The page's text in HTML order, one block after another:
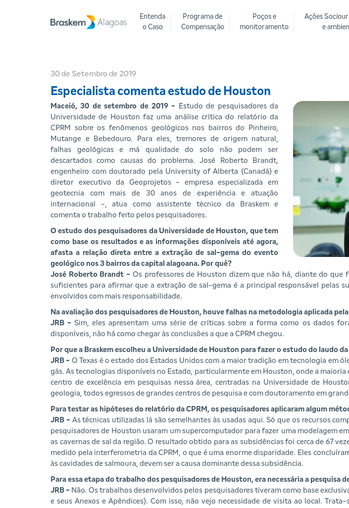
Entenda
o Caso
Programa de
Compensação
Poços e
monitoramento
Ações
e
30 de Setembro de 2019
Especialista comenta estudo de Houston
Maceió, 30 de setembro de 2019 -
Estudo de pesquisadores da
Universidade de Houston faz uma análise crítica do relatório da
CPRM sobre os fenômenos geológicos nos bairros do Pinheiro,
Mutange e Bebedouro. Para eles, tremores de origem natural,
falhas geológicas e má qualidade do solo não podem ser
descartados como causas do problema. José Roberto Brandt,
engenheiro com doutorado pela University of Alberta (Canadá) e
diretor executivo da Geoprojetos - empresa especializada em
geotecnia com mais de 30 anos de experiência e atuação
internacional -, atua como assistente técnico da Braskem e
comenta o trabalho feito pelos pesquisadores.
O estudo dos pesquisadores da Universidade de Houston, que tem
como base os resultados e as informações disponíveis até agora,
afasta a relação direta entre a extração de sal-gema do evento
geológico nos 3 bairros da capital alagoana. Por quê?
José Roberto Brandt - Os professores de Houston dizem que não há, diante do que
suficientes para afirmar que a extração de sal-gema é a principal responsável pelas
envolvidos com mais responsabilidade.
Na avaliação dos pesquisadores de Houston, houve falhas na metodologia aplicada pela
JRB -Sim, eles apresentam uma série de críticas sobre a forma como os dados
disponíveis, não há como chegar às conclusões a que a CPRM chegou.
Por que a Braskem escolheu a Universidade de Houston para fazer o estudo do laudo da
JRB - O Texas é o estado dos Estados Unidos com a maior tradição em tecnologia em
gás. As tecnologias disponíveis no Estado, particularmente em Houston, onde a
centro de excelência em pesquisas nessa área, centradas na Universidade de
geologia, todos egressos de grandes centros de pesquisa e com doutoramento em
Para testar as hipóteses do relatório da CPRM, os pesquisadores aplicaram algum
JRB - As técnicas utilizadas lá são semelhantes às usadas aqui. Só que os recursos
pesquisadores de Houston usaram um supercomputador para fazer uma modelagem
as cavernas de sal da região. O resultado obtido para as subsidências foi cerca de 67
medido pela interferometria da CPRM, o que é uma enorme disparidade. Eles
às cavidades de salmoura, devem ser a causa dominante dessa subsidência.
Para essa etapa do trabalho dos pesquisadores de Houston, era necessária a pesquisa
JRB - Não. Os trabalhos desenvolvidos pelos pesquisadores tiveram como base
e seus Anexos e Apêndices). Com isso, não vejo necessidade de visita ao local.